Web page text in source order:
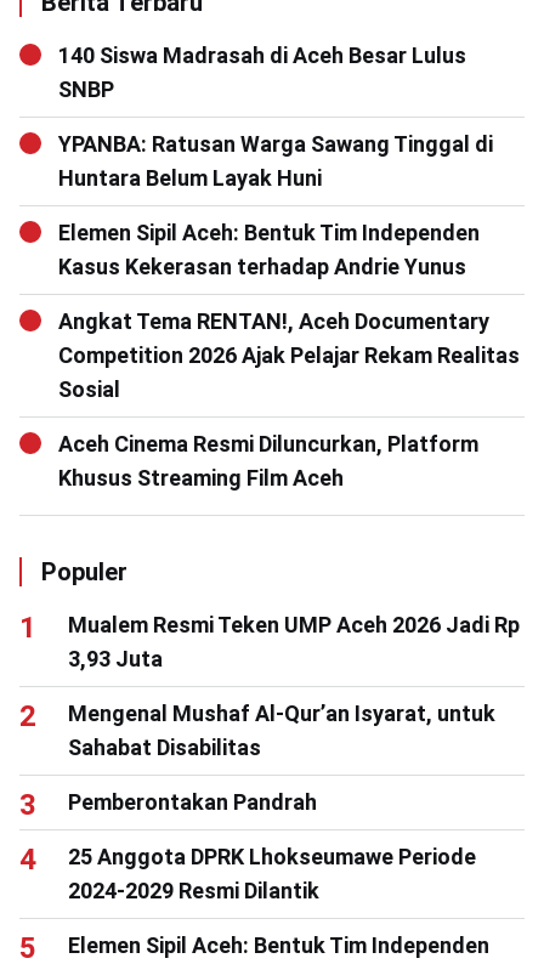
140 Siswa Madrasah di Aceh Besar Lulus
SNBP
YPANBA: Ratusan Warga Sawang Tinggal di
Huntara Belum Layak Huni
Elemen Sipil Aceh: Bentuk Tim Independen
Kasus Kekerasan terhadap Andrie Yunus
Angkat Tema RENTAN!, Aceh Documentary
Competition 2026 Ajak Pelajar Rekam Realitas
Sosial
Aceh Cinema Resmi Diluncurkan, Platform
Khusus Streaming Film Aceh
Populer
Mualem Resmi Teken UMP Aceh 2026 Jadi Rp
3,93 Juta
Mengenal Mushaf Al-Qur’an Isyarat, untuk
Sahabat Disabilitas
Pemberontakan Pandrah
25 Anggota DPRK Lhokseumawe Periode
2024-2029 Resmi Dilantik
Elemen Sipil Aceh: Bentuk Tim Independen